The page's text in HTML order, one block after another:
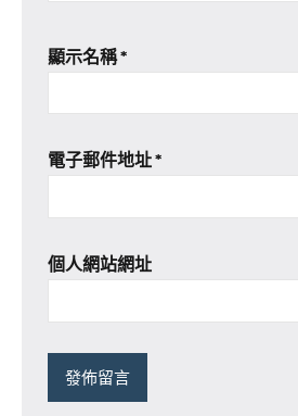
顯示名稱*
電子郵件地址*
個人網站網址